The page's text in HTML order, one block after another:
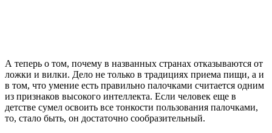
А теперь о том, почему в названных странах отказываются от
ложки и вилки. Дело не только в традициях приема пищи, а и
в том, что умение есть правильно палочками считается одним
из признаков высокого интеллекта. Если человек еще в
детстве сумел освоить все тонкости пользования палочками,
то, стало быть, он достаточно сообразительный.